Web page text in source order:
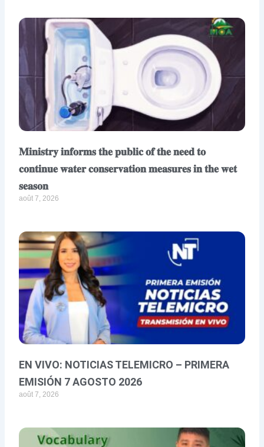
𝐌𝐢𝐧𝐢𝐬𝐭𝐫𝐲 𝐢𝐧𝐟𝐨𝐫𝐦𝐬 𝐭𝐡𝐞 𝐩𝐮𝐛𝐥𝐢𝐜 𝐨𝐟 𝐭𝐡𝐞 𝐧𝐞𝐞𝐝 𝐭𝐨
𝐜𝐨𝐧𝐭𝐢𝐧𝐮𝐞 𝐰𝐚𝐭𝐞𝐫 𝐜𝐨𝐧𝐬𝐞𝐫𝐯𝐚𝐭𝐢𝐨𝐧 𝐦𝐞𝐚𝐬𝐮𝐫𝐞𝐬 𝐢𝐧 𝐭𝐡𝐞 𝐰𝐞𝐭
𝐬𝐞𝐚𝐬𝐨𝐧
août 7, 2026
EN VIVO: NOTICIAS TELEMICRO – PRIMERA
EMISIÓN 7 AGOSTO 2026
août 7, 2026